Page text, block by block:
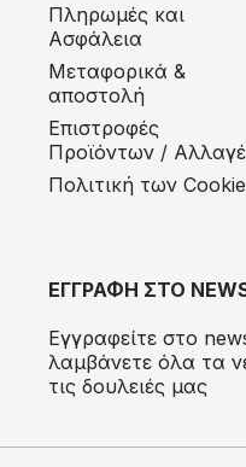
Πληρωμές και
Ασφάλεια
Μεταφορικά &
αποστολή
Eπιστροφές
Προϊόντων /
Πολιτική των
ΕΓΓΡΑΦΗ ΣΤΟ
Εγγραφείτε στο
λαμβάνετε όλα τα
τις δουλειές μας